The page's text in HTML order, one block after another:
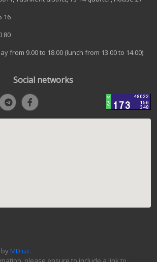
16
80
from 9.00 to 18.00 (lunch from 13.00 to 14.00)
Social networks
MD.uz.